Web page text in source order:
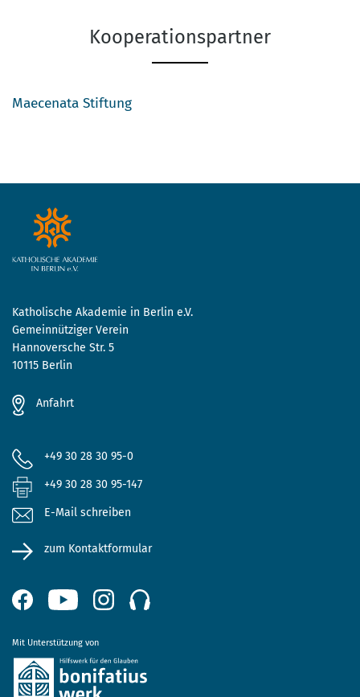
Kooperationspartner
Maecenata Stiftung
Katholische Akademie in Berlin e.V.
Gemeinnütziger Verein
Hannoversche Str. 5
10115 Berlin
Anfahrt
+49 30 28 30 95-0
+49 30 28 30 95-147
E-Mail schreiben
zum Kontaktformular
Mit Unterstützung von